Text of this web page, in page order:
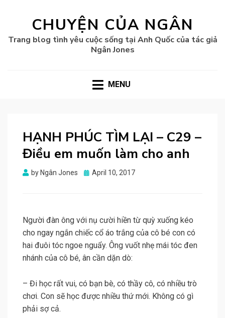
CHUYỆN CỦA NGÂN
Trang blog tình yêu cuộc sống tại Anh Quốc của tác giả
Ngân Jones
MENU
HẠNH PHÚC TÌM LẠI – C29 –
Điều em muốn làm cho anh
by Ngân Jones
Posted
April 10, 2017
Người đàn ông với nụ cười hiền từ quỳ xuống kéo
cho ngay ngắn chiếc cổ áo trắng của cô bé con có
hai đuôi tóc ngoe nguẩy. Ông vuốt nhẹ mái tóc đen
nhánh của cô bé, ân cần dặn dò:
– Đi học rất vui, có bạn bè, có thầy cô, có nhiều trò
chơi. Con sẽ học được nhiều thứ mới. Không có gì
phải sợ cả.